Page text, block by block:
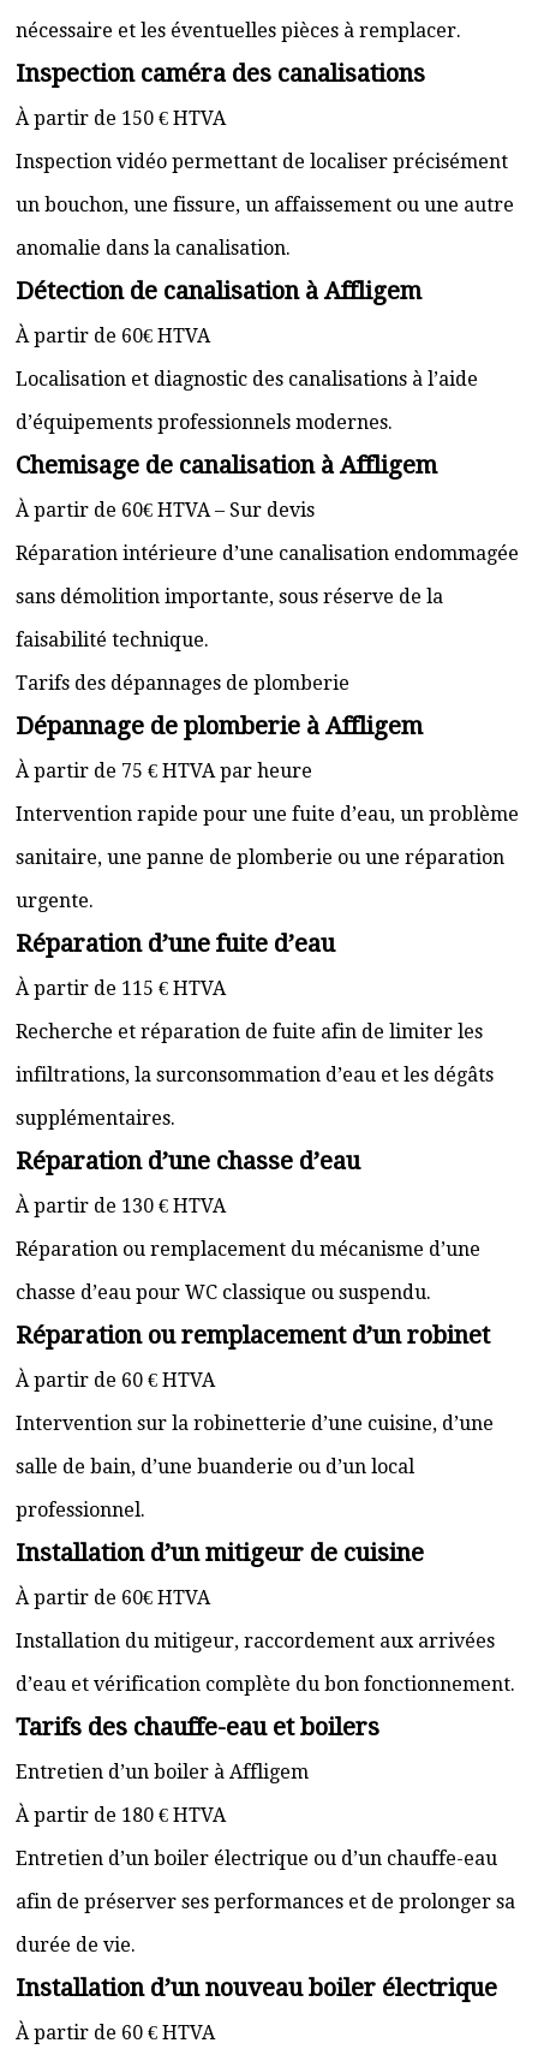
nécessaire et les éventuelles pièces à remplacer.
Inspection caméra des canalisations
À partir de 150 € HTVA
Inspection vidéo permettant de localiser précisément
un bouchon, une fissure, un affaissement ou une autre
anomalie dans la canalisation.
Détection de canalisation à Affligem
À partir de 60€ HTVA
Localisation et diagnostic des canalisations à l’aide
d’équipements professionnels modernes.
Chemisage de canalisation à Affligem
À partir de 60€ HTVA – Sur devis
Réparation intérieure d’une canalisation endommagée
sans démolition importante, sous réserve de la
faisabilité technique.
Tarifs des dépannages de plomberie
Dépannage de plomberie à Affligem
À partir de 75 € HTVA par heure
Intervention rapide pour une fuite d’eau, un problème
sanitaire, une panne de plomberie ou une réparation
urgente.
Réparation d’une fuite d’eau
À partir de 115 € HTVA
Recherche et réparation de fuite afin de limiter les
infiltrations, la surconsommation d’eau et les dégâts
supplémentaires.
Réparation d’une chasse d’eau
À partir de 130 € HTVA
Réparation ou remplacement du mécanisme d’une
chasse d’eau pour WC classique ou suspendu.
Réparation ou remplacement d’un robinet
À partir de 60 € HTVA
Intervention sur la robinetterie d’une cuisine, d’une
salle de bain, d’une buanderie ou d’un local
professionnel.
Installation d’un mitigeur de cuisine
À partir de 60€ HTVA
Installation du mitigeur, raccordement aux arrivées
d’eau et vérification complète du bon fonctionnement.
Tarifs des chauffe-eau et boilers
Entretien d’un boiler à Affligem
À partir de 180 € HTVA
Entretien d’un boiler électrique ou d’un chauffe-eau
afin de préserver ses performances et de prolonger sa
durée de vie.
Installation d’un nouveau boiler électrique
À partir de 60 € HTVA